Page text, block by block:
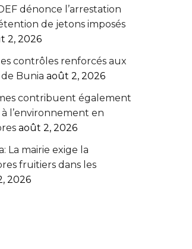
dénonce l’arrestation
de jetons imposés
2, 2026
contrôles renforcés aux
Bunia août 2, 2026
contribuent également
l’environnement en
août 2, 2026
La mairie exige la
fruitiers dans les
2026